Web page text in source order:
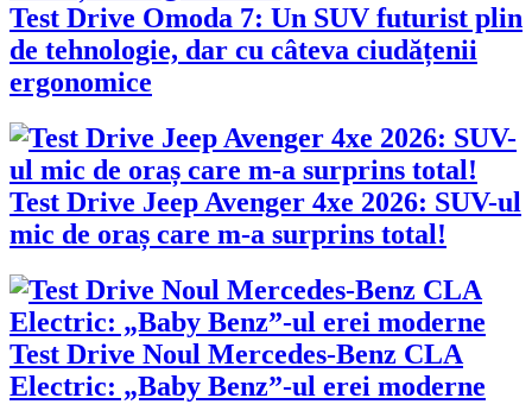
Test Drive Omoda 7: Un SUV futurist plin
de tehnologie, dar cu câteva ciudățenii
ergonomice
Test Drive Jeep Avenger 4xe 2026: SUV-ul
mic de oraș care m-a surprins total!
Test Drive Noul Mercedes-Benz CLA
Electric: „Baby Benz”-ul erei moderne